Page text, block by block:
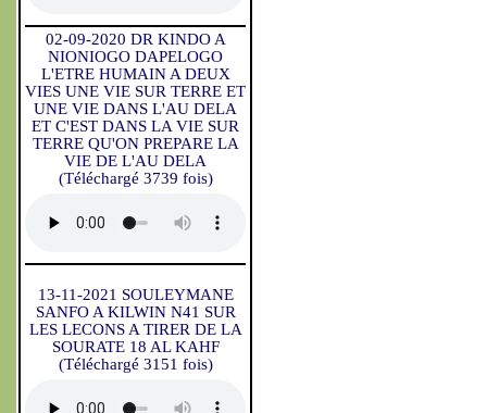
02-09-2020 DR KINDO A
NIONIOGO DAPELOGO
L'ETRE HUMAIN A DEUX
VIES UNE VIE SUR TERRE ET
UNE VIE DANS L'AU DELA
ET C'EST DANS LA VIE SUR
TERRE QU'ON PREPARE LA
VIE DE L'AU DELA
(Téléchargé 3739 fois)
13-11-2021 SOULEYMANE
SANFO A KILWIN N41 SUR
LES LECONS A TIRER DE LA
SOURATE 18 AL KAHF
(Téléchargé 3151 fois)